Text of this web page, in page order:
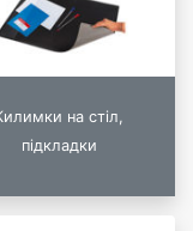
на стіл,
підкладки